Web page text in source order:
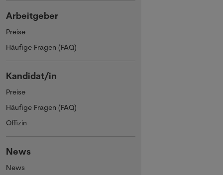
Arbeitgeber
Preise
Häufige Fragen (FAQ)
Kandidat/in
Preise
Häufige Fragen (FAQ)
Offizin
News
News